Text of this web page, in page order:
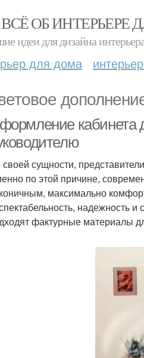
ВСЁ ОБ ИНТЕРЬЕРЕ
идеи для дизайна
для дома
кабинета
сущности,
по этой причине,
максимально
надежность
фактурные материалы